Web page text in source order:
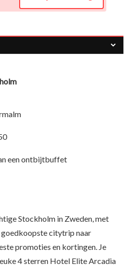
een ontbijtbuffet
Stockholm in Zweden, met
goedkoopste citytrip naar
promoties en kortingen. Je
4 sterren Hotel Elite Arcadia